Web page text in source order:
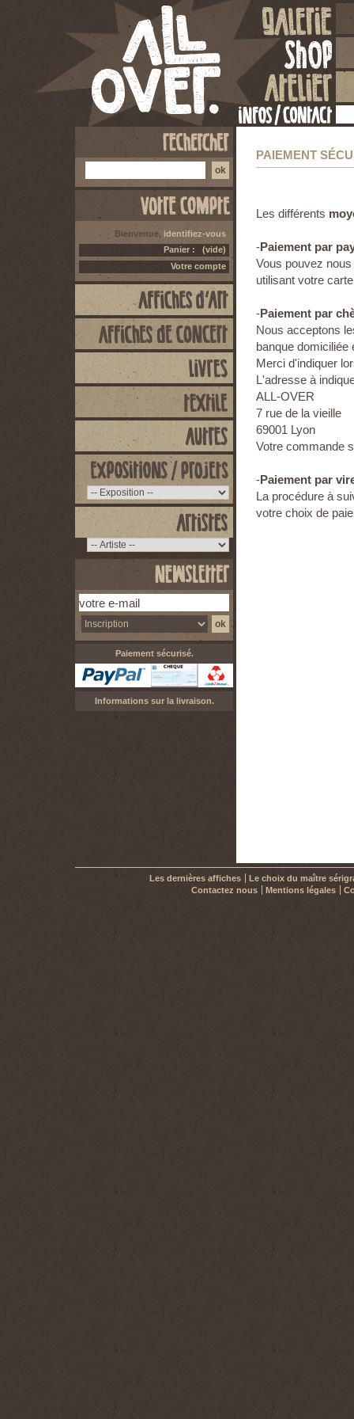
Bienvenue, identifiez-vous
Panier :
(vide)
Votre compte
Paiement sécurisé.
Informations sur la livraison.
PAIEMENT
Les différents
-Paiement par
Vous pouvez
utilisant votre
-Paiement par
Nous acceptons
banque domiciliée
Merci d'indiquer
L'adresse à
ALL-OVER
7 rue de la vieille
69001 Lyon
Votre commande
-Paiement par
La procédure à
votre choix de
Les dernières affiches
Le choix du maître
Contactez nous
Mentions légales